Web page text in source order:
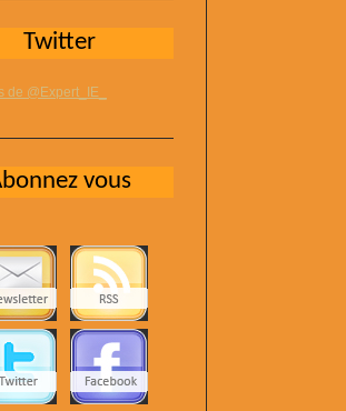
Twitter
de @Expert_IE_
vous